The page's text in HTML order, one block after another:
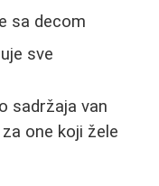
sa decom
sve
sadržaja van
one koji žele